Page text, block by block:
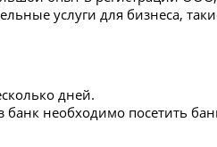
услуги для бизнеса,
дней.
банк необходимо посетить